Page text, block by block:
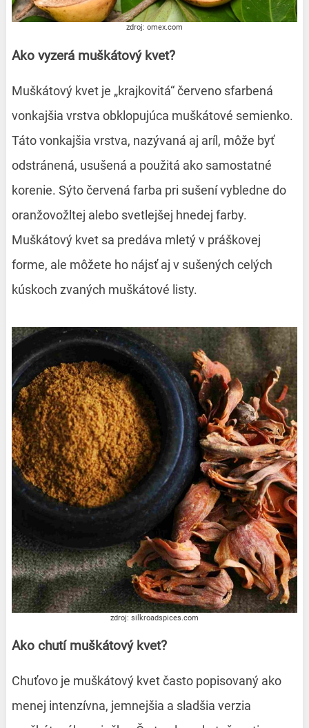
zdroj: omex.com
Ako vyzerá muškátový kvet?
Muškátový kvet je „krajkovitá“ červeno sfarbená
vonkajšia vrstva obklopujúca muškátové semienko.
Táto vonkajšia vrstva, nazývaná aj aríl, môže byť
odstránená, usušená a použitá ako samostatné
korenie. Sýto červená farba pri sušení vybledne do
oranžovožltej alebo svetlejšej hnedej farby.
Muškátový kvet sa predáva mletý v práškovej
forme, ale môžete ho nájsť aj v sušených celých
kúskoch zvaných muškátové listy.
zdroj: silkroadspices.com
Ako chutí muškátový kvet?
Chuťovo je muškátový kvet často popisovaný ako
menej intenzívna, jemnejšia a sladšia verzia